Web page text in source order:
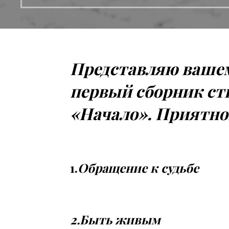
Представляю
первый сборник
«Начало».
1.Обращение к судьбе
2.Быть живым